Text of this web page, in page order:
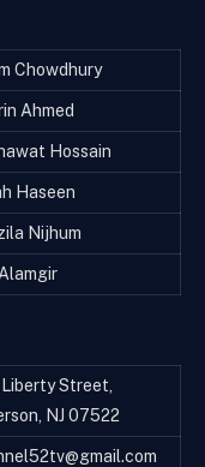
Chowdhury
Ahmed
Hossain
Haseen
Nijhum
Street,
NJ 07522